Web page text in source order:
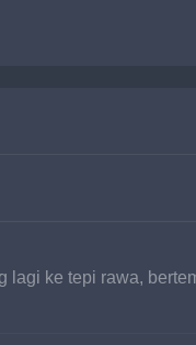
lagi ke tepi rawa,